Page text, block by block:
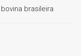
brasileira